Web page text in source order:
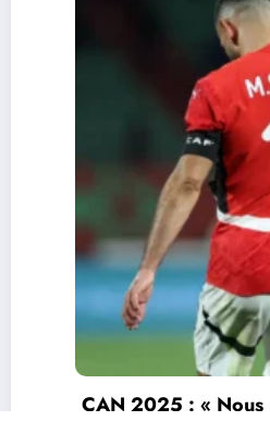
CAN 2025 : « Nous ne